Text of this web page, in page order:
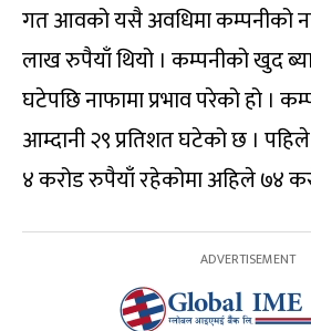
गत आवको यसै अवधिमा कम्पनीको
लाख रुपैयाँ थियो । कम्पनीको खुद
घटेपछि नाफामा प्रभाव परेको हो ।
आम्दानी २९ प्रतिशत घटेको छ ।
४ करोड रुपैयाँ रहेकोमा अहिले ७४